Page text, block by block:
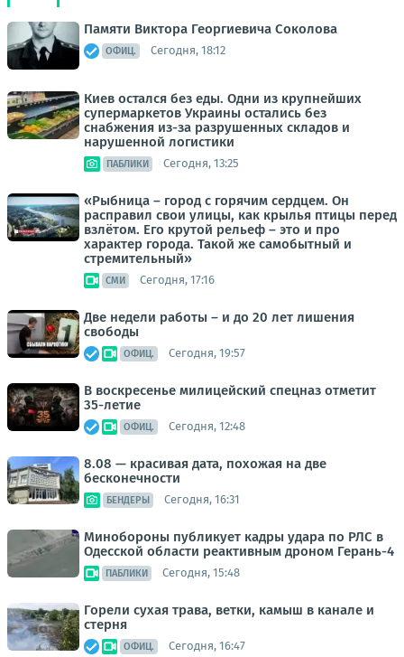
Памяти Виктора Георгиевича Соколова
ОФИЦ. Сегодня, 18:12
Киев остался без еды. Одни из крупнейших
супермаркетов Украины остались без
снабжения из-за разрушенных складов и
нарушенной логистики
ПАБЛИКИ Сегодня, 13:25
«Рыбница – город с горячим сердцем. Он
расправил свои улицы, как крылья птицы перед
взлётом. Его крутой рельеф – это и про
характер города. Такой же самобытный и
стремительный»
СМИ Сегодня, 17:16
Две недели работы – и до 20 лет лишения
свободы
ОФИЦ. Сегодня, 19:57
В воскресенье милицейский спецназ отметит
35-летие
ОФИЦ. Сегодня, 12:48
8.08 — красивая дата, похожая на две
бесконечности
БЕНДЕРЫ Сегодня, 16:31
Минобороны публикует кадры удара по РЛС в
Одесской области реактивным дроном Герань-4
ПАБЛИКИ Сегодня, 15:48
Горели сухая трава, ветки, камыш в канале и
стерня
ОФИЦ. Сегодня, 16:47